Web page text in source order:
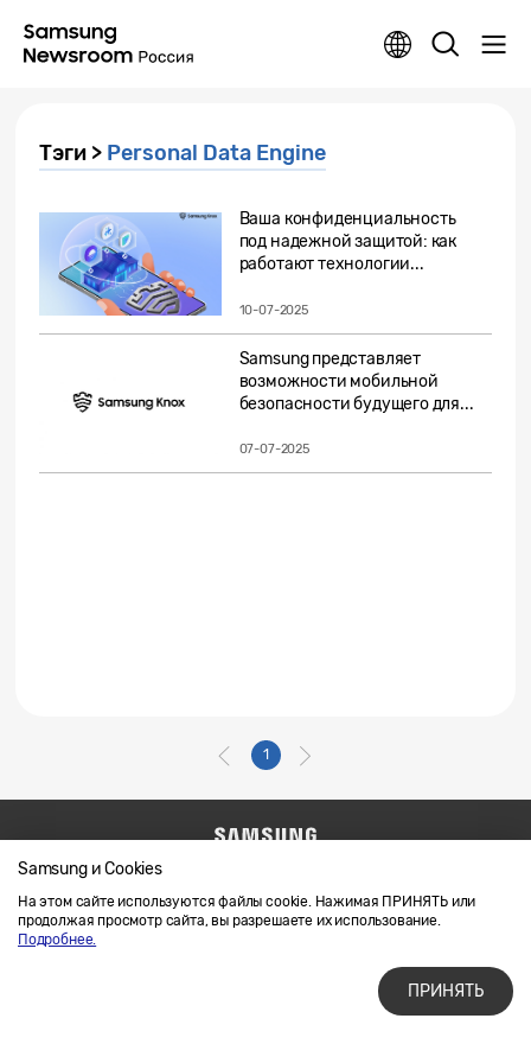
Samsung и Cookies
На этом сайте используются файлы cookie. Нажимая ПРИНЯТЬ или
продолжая просмотр сайта, вы разрешаете их использование.
Подробнее.
ПРИНЯТЬ
Тэги > Personal Data Engine
Ваша конфиденциальность
под надежной защитой: как
работают технологии...
10-07-2025
Samsung представляет
возможности мобильной
безопасности будущего для...
07-07-2025
1
Напишите нам
Условия использования материалов
Конфиденциальность и файлы cookie